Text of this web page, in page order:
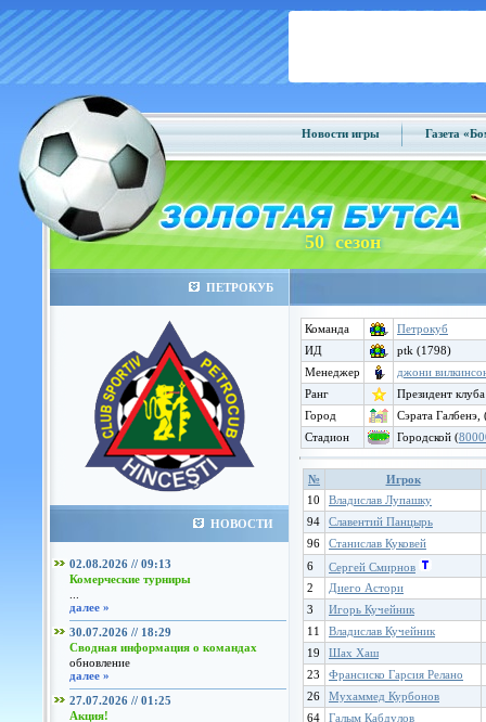
Новости игры Газета
50 сезон
ПЕТРОКУБ
НОВОСТИ
02.08.2026 // 09:13
Комерческие турниры
далее »
30.07.2026 // 18:29
Сводная информация о командах
обновление
далее »
27.07.2026 // 01:25
Акция!
Команда
Петрокуб
ИД
ptk (1798)
Менеджер
джони
Ранг
Президент клуба
Город
Сэрата
Стадион
Городской (
№
Игрок
10
Владислав Лупашку
94
Славентий Панцырь
96
Станислав Куковей
6
Сергей Смирнов
2
Диего Астори
3
Игорь Кучейник
11
Владислав Кучейник
19
Шах Хаш
23
Франсиско Гарсия Релано
26
Мухаммед Курбонов
64
Галым Кабдулов